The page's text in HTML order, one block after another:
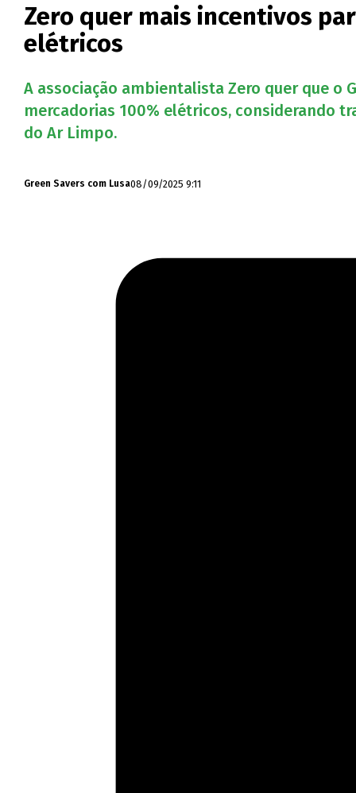
Zero quer mais incentivos
elétricos
A associação ambientalista Zero quer que o
mercadorias 100% elétricos, considerando
do Ar Limpo.
Green Savers com Lusa08/09/2025 9:11